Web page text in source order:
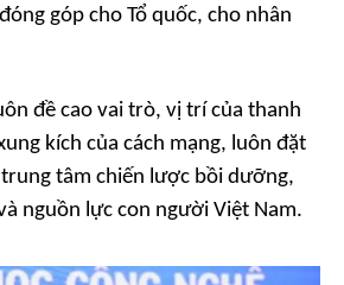
góp cho Tổ quốc, cho nhân
đề cao vai trò, vị trí của thanh
kích của cách mạng, luôn đặt
tâm chiến lược bồi dưỡng,
nguồn lực con người Việt Nam.